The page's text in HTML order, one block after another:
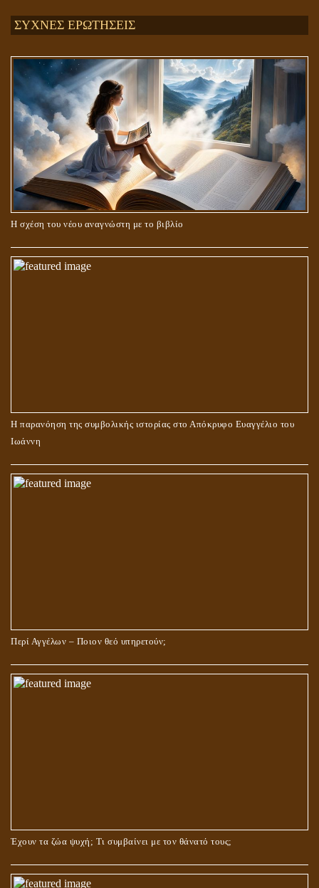
ΣΥΧΝΕΣ ΕΡΩΤΗΣΕΙΣ
Η σχέση του νέου αναγνώστη με το βιβλίο
Η παρανόηση της συμβολικής ιστορίας στο Απόκρυφο Ευαγγέλιο του
Ιωάννη
Περί Αγγέλων – Ποιον θεό υπηρετούν;
Έχουν τα ζώα ψυχή; Τι συμβαίνει με τον θάνατό τους;